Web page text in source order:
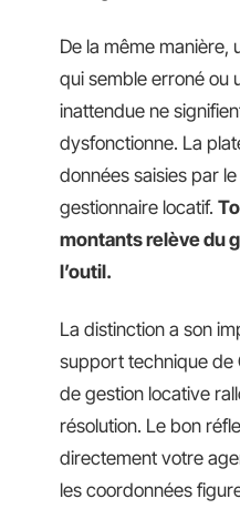
De la même manière,
qui semble erroné ou
inattendue ne
dysfonctionne. La
données saisies par
gestionnaire locatif.
montants relève du
l’outil.
La distinction a son
support technique de
de gestion locative
résolution. Le bon
directement votre
les coordonnées